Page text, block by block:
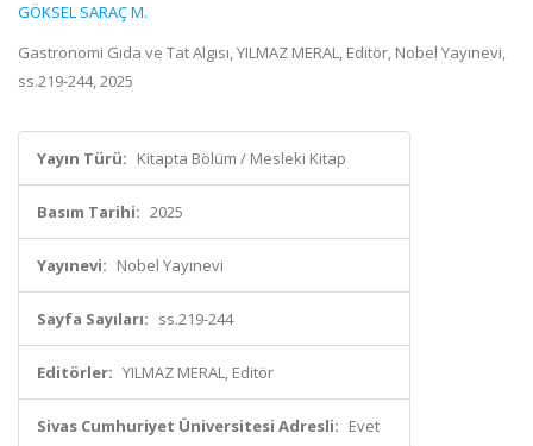
GÖKSEL SARAÇ M.
Gastronomi Gıda ve Tat Algısı, YILMAZ MERAL, Editör, Nobel Yayınevi,
ss.219-244, 2025
Yayın Türü: Kitapta Bölüm / Mesleki Kitap
Basım Tarihi: 2025
Yayınevi: Nobel Yayınevi
Sayfa Sayıları: ss.219-244
Editörler: YILMAZ MERAL, Editör
Sivas Cumhuriyet Üniversitesi Adresli: Evet